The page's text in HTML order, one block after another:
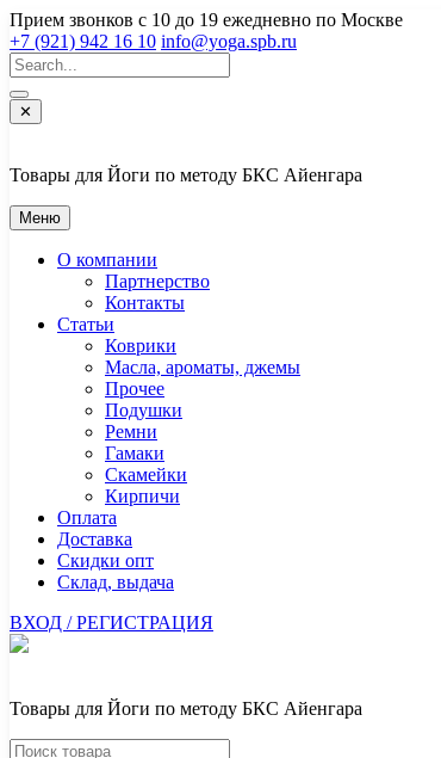
Перейти
к
содержимому
Прием звонков с 10 до 19 ежедневно по Москве
+7 (921) 942 16 10 info@yoga.spb.ru
✕
Товары для Йоги по методу БКС Айенгара
Меню
О компании
Партнерство
Контакты
Статьи
Коврики
Масла, ароматы, джемы
Прочее
Подушки
Ремни
Гамаки
Скамейки
Кирпичи
Оплата
Доставка
Скидки опт
Склад, выдача
ВХОД / РЕГИСТРАЦИЯ
Товары для Йоги по методу БКС Айенгара